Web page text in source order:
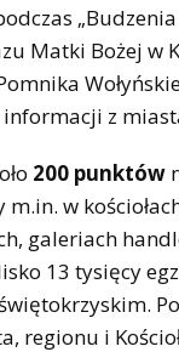
Matki Bożej w
z
200 punktów
m.in. w
galeriach
13 tysięcy
regionu i